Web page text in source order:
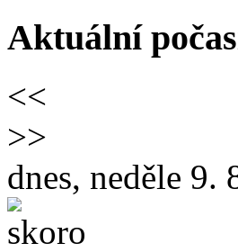
Aktuální
<<
>>
dnes, neděle 9.